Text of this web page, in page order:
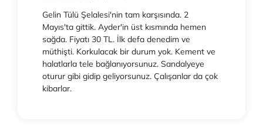
Gelin Tülü Şelalesi'nin tam karşısında. 2
Mayıs'ta gittik. Ayder'in üst kısmında hemen
sağda. Fiyatı 30 TL. İlk defa denedim ve
müthişti. Korkulacak bir durum yok. Kement ve
halatlarla tele bağlanıyorsunuz. Sandalyeye
oturur gibi gidip geliyorsunuz. Çalışanlar da çok
kibarlar.